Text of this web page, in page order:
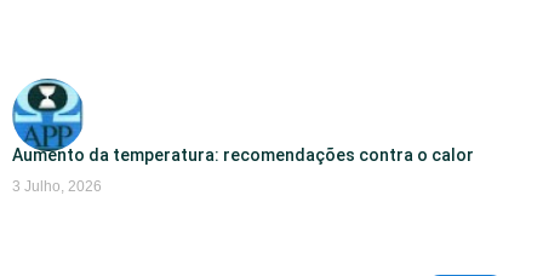
Aumento da temperatura: recomendações contra o calor
3 Julho, 2026